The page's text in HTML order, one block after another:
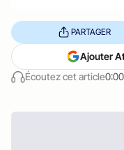
Écoutez cet article
PARTAGER
Ajouter